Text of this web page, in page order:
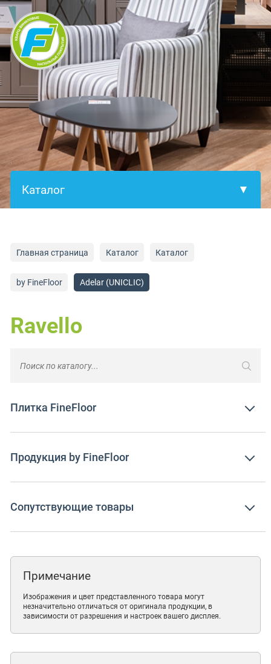
Главная страница Каталог Каталог
by FineFloor Adelar (UNICLIC)
Ravello
Плитка FineFloor
Продукция by FineFloor
Сопутствующие товары
Примечание
Изображения и цвет представленного товара могут
незначительно отличаться от оригинала продукции, в
зависимости от разрешения и настроек вашего дисплея.
×